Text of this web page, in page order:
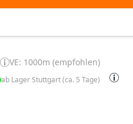
VE: 1000m (empfohlen)
ab Lager Stuttgart (ca. 5 Tage)